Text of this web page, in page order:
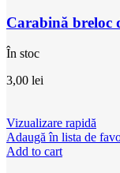
Carabină breloc
În stoc
3,00 lei
Vizualizare rapidă
Adaugă în lista de
Add to cart